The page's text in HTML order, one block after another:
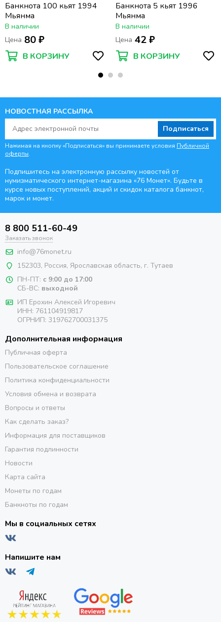
Банкнота 100 кьят 1994
Мьянма
В наличии
Цена 80 ₽
В КОРЗИНУ
Банкнота 5 кьят 1996
Мьянма
В наличии
Цена 42 ₽
В КОРЗИНУ
НОВОСТНАЯ РАССЫЛКА
Подписаться
Нажимая на кнопку «Подписаться» вы принимаете условия Публичной
оферты.
Подпишитесь на электронную рассылку новостей от
нумизматического интернет-магазина «76 Монет». Будьте в
курсе новых поступлений, акций и скидок каталога банкнот,
марок и монет.
8 800 511-60-49
Заказать звонок
info@76monet.ru
152303, Россия, Ярославская область, г. Тутаев
ПН-ПТ: с 9:00 до 17:00
СБ-ВС: выходной
ИП Ерохин Алексей Игоревич
ИНН: 761104919817
ОГРНИП: 319762700031375
Дополнительная информация
Публичная оферта
Пользовательское соглашение
Политика конфиденциальности
Условия обмена и возврата
Вопросы и ответы
Как сделать заказ?
Информация для поставщиков
Гарантия подлинности
Новости
Карта сайта
Монеты по годам
Банкноты по годам
Мы в социальных сетях
Напишите нам